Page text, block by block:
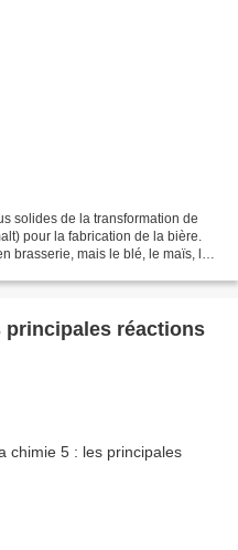
solides de la transformation de
pour la fabrication de la bière.
brasserie, mais le blé, le maïs, le
principales réactions